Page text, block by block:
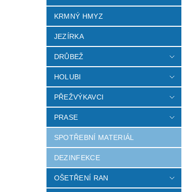
KRMNÝ HMYZ
JEZÍRKA
DRŮBEŽ
HOLUBI
PŘEŽVÝKAVCI
PRASE
SPOTŘEBNÍ MATERIÁL
DEZINFEKCE
OŠETŘENÍ RAN